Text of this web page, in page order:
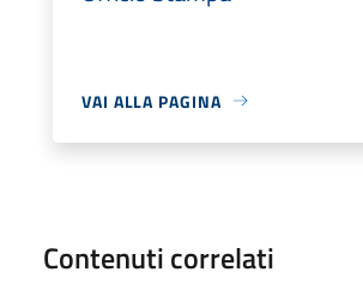
VAI ALLA PAGINA
Contenuti correlati